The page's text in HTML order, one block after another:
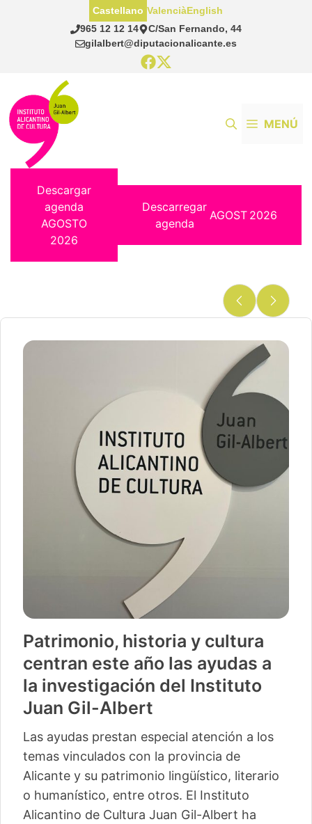
965 12 12 14
C/San Fernando, 44
gilalbert@diputacionalicante.es
Castellano ValenciàEnglish
MENÚ
Descargar
agenda
AGOSTO
2026
Descarregar
agenda
AGOST 2026
Patrimonio, historia y cultura
centran este año las ayudas a
la investigación del Instituto
Juan Gil-Albert
Las ayudas prestan especial atención a los
temas vinculados con la provincia de
Alicante y su patrimonio lingüístico, literario
o humanístico, entre otros. El Instituto
Alicantino de Cultura Juan Gil-Albert ha